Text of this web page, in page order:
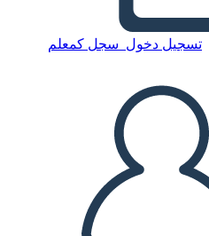
تسجيل دخول سجل كمعلم